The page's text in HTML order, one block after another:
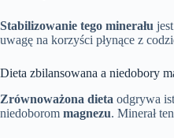
Stabilizowanie tego minerału
uwagę na korzyści płynące z
Dieta zbilansowana a niedobory
Zrównoważona dieta odgrywa
niedoborom magnezu. Minerał